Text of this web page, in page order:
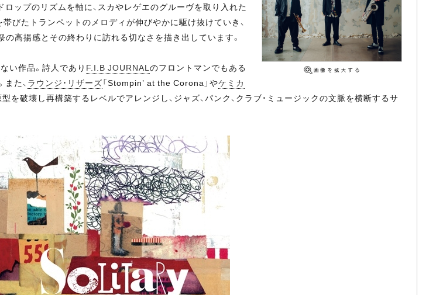
ップのリズムを軸に、スカやレゲエのグルーヴを取り入れた
びたトランペットのメロディが伸びやかに駆け抜けていき、
高揚感とその終わりに訪れる切なさを描き出しています。
い作品。詩人であり F.I.B JOURNALのフロントマンでもある
た、ラウンジ・リザーズ「Stompin’ at the Corona」やケミカ
を破壊し再構築するレベルでアレンジし、ジャズ、パンク、クラブ・ミュージックの文脈を横断するサ